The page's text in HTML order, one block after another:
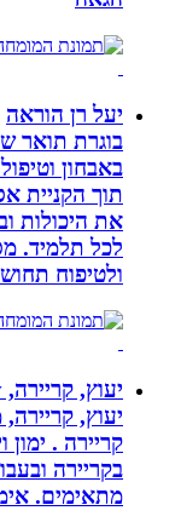
יעל רן הוראה
בוגרת תואר שני
באבחון וטיפול
תוך הקניית
את היכולות
לכל תלמיד. מסגלת
ולטיפוח תחושת
יעוץ, קריירה, mcity
יעוץ, קריירה,
קריירה . ימון
בקריירה ובעבודה,
מתאימים. אימון